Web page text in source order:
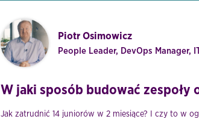
Piotr Osimowicz
People Leader, DevOps Manager,
W jaki sposób budować zespoły
Jak zatrudnić 14 juniorów w 2 miesiące? I czy to w